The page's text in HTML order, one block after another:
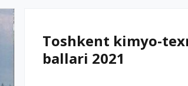
Toshkent kimyo-
ballari 2021